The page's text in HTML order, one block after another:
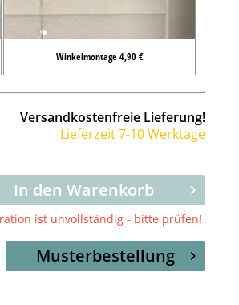
Winkelmontage 4,90 €
Versandkostenfreie Lieferung!
Lieferzeit 7-10 Werktage
In den Warenkorb
ist unvollständig - bitte prüfen!
Musterbestellung